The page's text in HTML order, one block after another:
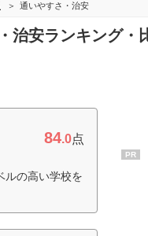
通いやすさ・治安
治安ランキング・
84.0点
ルの高い学校を
PR